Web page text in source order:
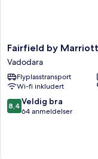
Fairfield
by
Marriott
Vadodara
Vadodara
Fairfield by
Vadodara
Flyplasstransport
Wi-fi inkludert
8.4
av
8,4 Veldig bra
64 anmeldelser